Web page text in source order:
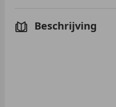
Beschrijving